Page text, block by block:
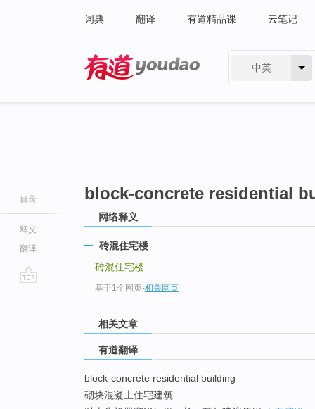
词典 翻译 有道精品课 云笔记
中英
目录
释义
翻译
block-concrete residential
网络释义
砖混住宅楼
砖混住宅楼
基于1个网页-相关网页
相关文章
有道翻译
block-concrete residential building
砌块混凝土住宅建筑